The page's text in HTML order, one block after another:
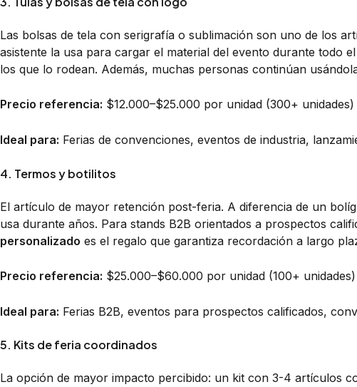
Las bolsas de tela con serigrafía o sublimación son uno de los
asistente la usa para cargar el material del evento durante todo
los que lo rodean. Además, muchas personas continúan
Precio referencia: $12.000–$25.000 por unidad (300+ unidades)
Ideal para: Ferias de convenciones, eventos de industria,
4. Termos y botilitos
El artículo de mayor retención post-feria. A diferencia de un
usa durante años. Para stands B2B orientados a prospectos
personalizado es el regalo que garantiza recordación a largo
Precio referencia: $25.000–$60.000 por unidad (100+ unidades)
Ideal para: Ferias B2B, eventos para prospectos calificados,
5. Kits de feria coordinados
La opción de mayor impacto percibido: un kit con 3-4 artículos